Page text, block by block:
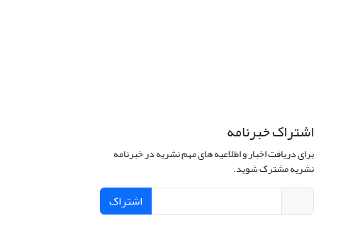
اشتراک خبرنامه
برای دریافت اخبار و اطلاعیه های مهم نشریه در خبرنامه
نشریه مشترک شوید.
اشتراک